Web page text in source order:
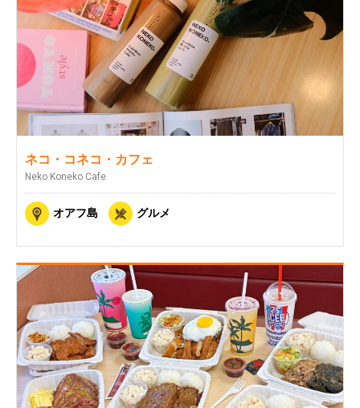
ネコ・コネコ・カフェ
Neko Koneko Cafe
オアフ島 グルメ